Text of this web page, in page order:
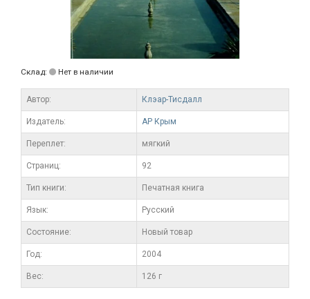
Склад: Нет в наличии
Автор: Клэар-Тисдалл
Издатель: АР Крым
Переплет: мягкий
Cтраниц: 92
Тип книги: Печатная книга
Язык: Русский
Состояние: Новый товар
Год: 2004
Вес: 126 г